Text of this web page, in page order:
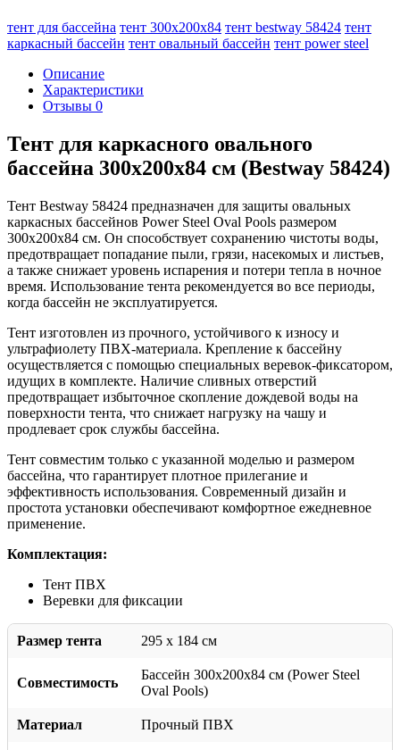
тент для бассейна тент 300х200х84 тент bestway 58424 тент
каркасный бассейн тент овальный бассейн тент power steel
Описание
Характеристики
Отзывы 0
Тент для каркасного овального
бассейна 300х200х84 см (Bestway 58424)
Тент Bestway 58424 предназначен для защиты овальных
каркасных бассейнов Power Steel Oval Pools размером
300х200х84 см. Он способствует сохранению чистоты воды,
предотвращает попадание пыли, грязи, насекомых и листьев,
а также снижает уровень испарения и потери тепла в ночное
время. Использование тента рекомендуется во все периоды,
когда бассейн не эксплуатируется.
Тент изготовлен из прочного, устойчивого к износу и
ультрафиолету ПВХ-материала. Крепление к бассейну
осуществляется с помощью специальных веревок-фиксатором,
идущих в комплекте. Наличие сливных отверстий
предотвращает избыточное скопление дождевой воды на
поверхности тента, что снижает нагрузку на чашу и
продлевает срок службы бассейна.
Тент совместим только с указанной моделью и размером
бассейна, что гарантирует плотное прилегание и
эффективность использования. Современный дизайн и
простота установки обеспечивают комфортное ежедневное
применение.
Комплектация:
Тент ПВХ
Веревки для фиксации
Размер тента 295 x 184 см
Совместимость
Бассейн 300х200х84 см (Power Steel
Oval Pools)
Материал Прочный ПВХ